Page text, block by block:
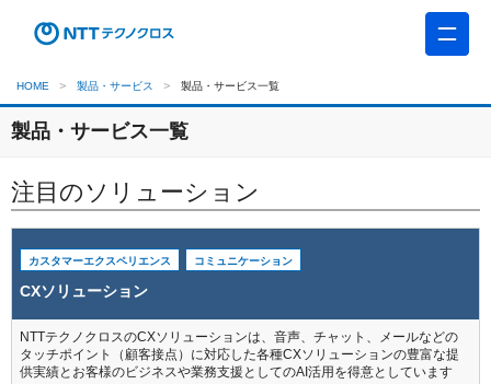
HOME 製品・サービス 製品・サービス一覧
製品・サービス一覧
注目のソリューション
カスタマーエクスペリエンス コミュニケーション
CXソリューション
NTTテクノクロスのCXソリューションは、音声、チャット、メールなどの
タッチポイント（顧客接点）に対応した各種CXソリューションの豊富な提
供実績とお客様のビジネスや業務支援としてのAI活用を得意としています